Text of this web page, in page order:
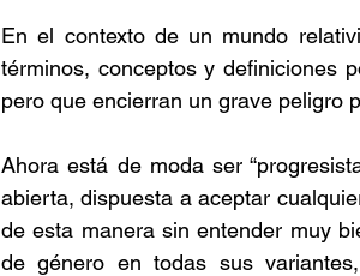
En el contexto de un mundo
términos, conceptos y definiciones
pero que encierran un grave peligro
Ahora está de moda ser
abierta, dispuesta a aceptar
de esta manera sin entender muy
de género en todas sus